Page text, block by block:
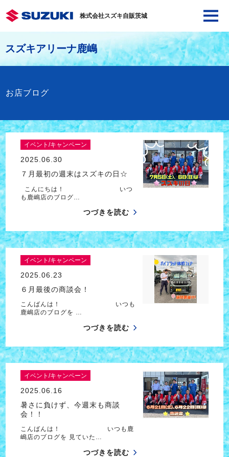
株式会社スズキ自販茨城
スズキアリーナ鹿嶋
お店ブログ
イベント/キャンペーン
2025.06.30
７月最初の週末はスズキの日☆
こんにちは！ いつ
も鹿嶋店のブログ…
つづきを読む
イベント/キャンペーン
2025.06.23
６月最後の商談会！
こんばんは！ いつも
鹿嶋店のブログを …
つづきを読む
イベント/キャンペーン
2025.06.16
暑さに負けず、今週末も商談
会！！
こんばんは！ いつも鹿
嶋店のブログを 見ていた…
つづきを読む